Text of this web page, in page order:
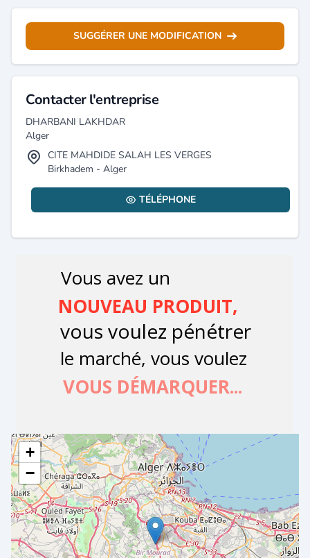
SUGGÉRER UNE MODIFICATION
Contacter l'entreprise
DHARBANI LAKHDAR
Alger
CITE MAHDIDE SALAH LES VERGES
Birkhadem - Alger
TÉLÉPHONE
+
−